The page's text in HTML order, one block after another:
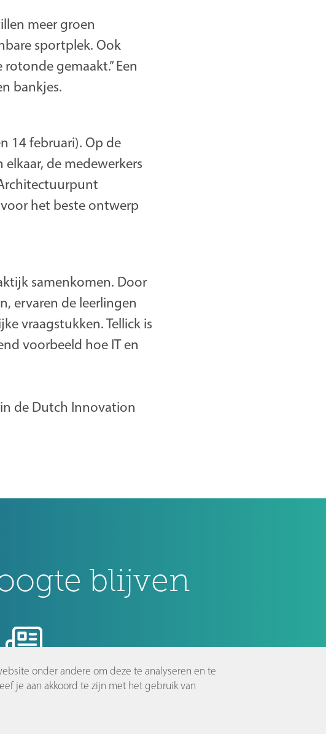
onder andere om deze te analyseren en te
je aan akkoord te zijn met het gebruik van
meer groen
sportplek. Ook
gemaakt.” Een
bankjes.
14 februari). Op de
de medewerkers
het beste ontwerp
samenkomen. Door
ervaren de leerlingen
vraagstukken. Tellick is
voorbeeld hoe IT en
de Dutch Innovation
blijven